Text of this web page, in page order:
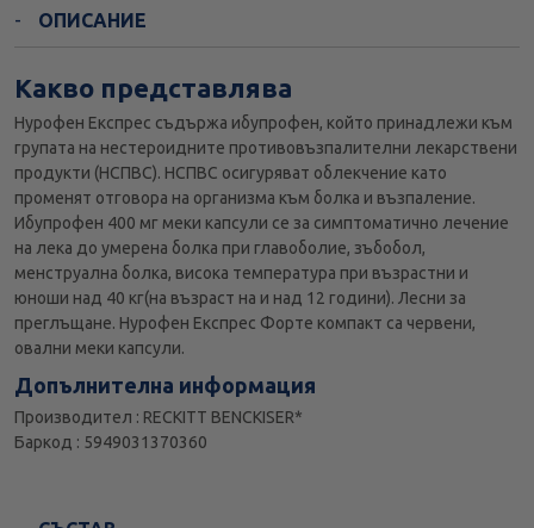
ОПИСАНИЕ
Какво представлява
Нурофен Експрес съдържа ибупрофен, който принадлежи към
групата на нестероидните противовъзпалителни лекарствени
продукти (НСПВС). НСПВС осигуряват облекчение като
променят отговора на организма към болка и възпаление.
Ибупрофен 400 мг меки капсули се за симптоматично лечение
на лека до умерена болка при главоболие, зъбобол,
менструална болка, висока температура при възрастни и
юноши над 40 кг(на възраст на и над 12 години). Лесни за
преглъщане. Нурофен Експрес Форте компакт са червени,
овални меки капсули.
Допълнителна информация
Производител : RECKITT BENCKISER*
Баркод : 5949031370360